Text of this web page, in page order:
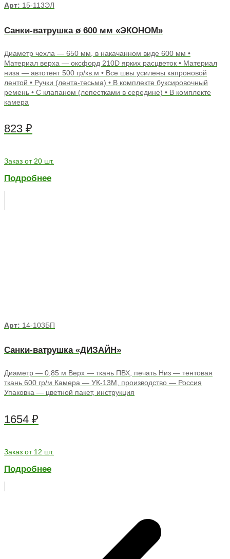
Арт: 15-113ЭЛ
Санки-ватрушка ø 600 мм «ЭКОНОМ»
Диаметр чехла — 650 мм, в накачанном виде 600 мм •
Материал верха — оксфорд 210D ярких расцветок • Материал
низа — автотент 500 гр/кв.м • Все швы усилены капроновой
лентой • Ручки (лента-тесьма) • В комплекте буксировочный
ремень • С клапаном (лепестками в середине) • В комплекте
камера
823 ₽
Заказ от 20 шт.
Подробнее
Арт: 14-103БП
Санки-ватрушка «ДИЗАЙН»
Диаметр — 0,85 м Верх — ткань ПВХ, печать Низ — тентовая
ткань 600 гр/м Камера — УК-13М, производство — Россия
Упаковка — цветной пакет, инструкция
1654 ₽
Заказ от 12 шт.
Подробнее